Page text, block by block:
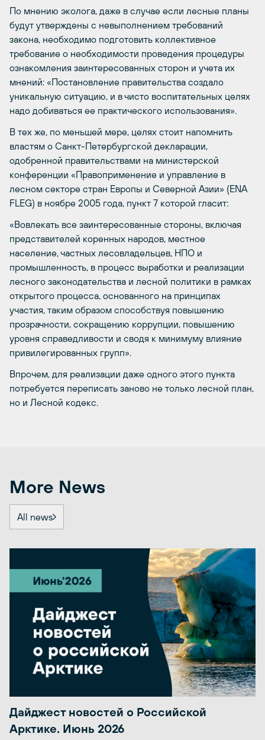
По мнению эколога, даже в случае если лесные планы
будут утверждены с невыполнением требований
закона, необходимо подготовить коллективное
требование о необходимости проведения процедуры
ознакомления заинтересованных сторон и учета их
мнений: «Постановление правительства создало
уникальную ситуацию, и в чисто воспитательных целях
надо добиваться ее практического использования».
В тех же, по меньшей мере, целях стоит напомнить
властям о Санкт-Петербургской декларации,
одобренной правительствами на министерской
конференции «Правоприменение и управление в
лесном секторе стран Европы и Северной Азии» (ENA
FLEG) в ноябре 2005 года, пункт 7 которой гласит:
«Вовлекать все заинтересованные стороны, включая
представителей коренных народов, местное
население, частных лесовладельцев, НПО и
промышленность, в процесс выработки и реализации
лесного законодательства и лесной политики в рамках
открытого процесса, основанного на принципах
участия, таким образом способствуя повышению
прозрачности, сокращению коррупции, повышению
уровня справедливости и сводя к минимуму влияние
привилегированных групп».
Впрочем, для реализации даже одного этого пункта
потребуется переписать заново не только лесной план,
но и Лесной кодекс.
More News
All news
Дайджест новостей о Российской
Арктике. Июнь 2026